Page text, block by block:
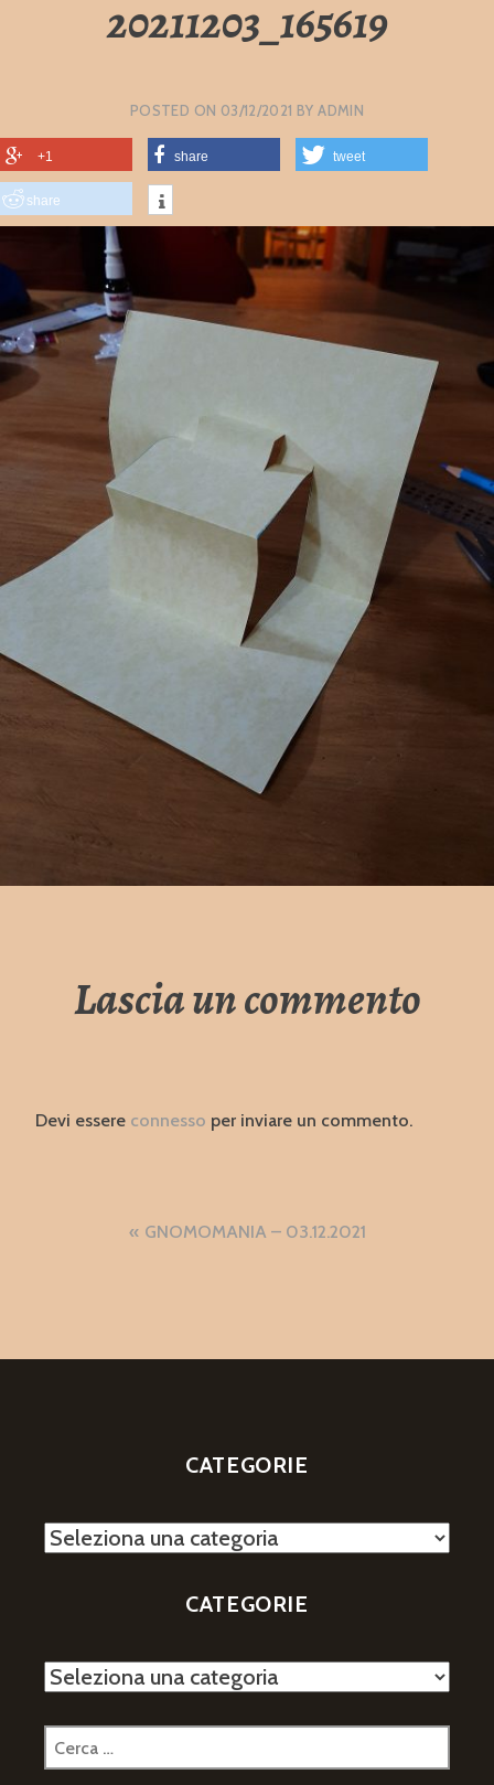
20211203_165619
POSTED ON 03/12/2021 BYADMIN
+1 share tweet
share
Lascia un commento
Devi essere connesso per inviare un commento.
Navigazione
GNOMOMANIA – 03.12.2021
CATEGORIE
Categorie
CATEGORIE
Categorie
Ricerca
per: